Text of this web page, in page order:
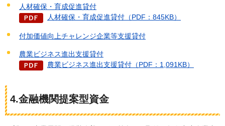
人材確保・育成促進貸付
人材確保・育成促進貸付（PDF：845KB）
付加価値向上チャレンジ企業等支援貸付
農業ビジネス進出支援貸付
農業ビジネス進出支援貸付（PDF：1,091KB）
4.金融機関提案型資金